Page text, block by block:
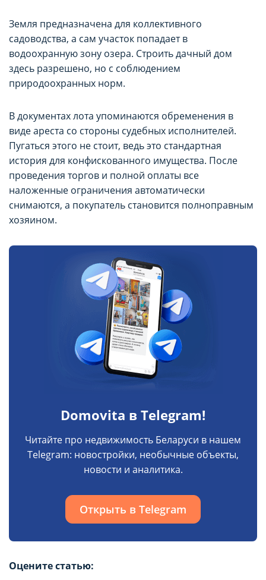
Земля предназначена для коллективного
садоводства, а сам участок попадает в
водоохранную зону озера. Строить дачный дом
здесь разрешено, но с соблюдением
природоохранных норм.
В документах лота упоминаются обременения в
виде ареста со стороны судебных исполнителей.
Пугаться этого не стоит, ведь это стандартная
история для конфискованного имущества. После
проведения торгов и полной оплаты все
наложенные ограничения автоматически
снимаются, а покупатель становится полноправным
хозяином.
Domovita в Telegram!
Читайте про недвижимость Беларуси в нашем
Telegram: новостройки, необычные объекты,
новости и аналитика.
Открыть в Telegram
Оцените статью: